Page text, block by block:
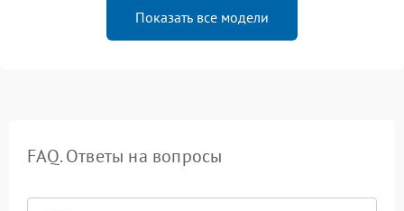
Показать все модели
FAQ. Ответы на вопросы